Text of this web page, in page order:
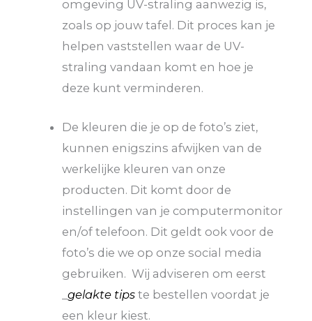
omgeving UV-straling aanwezig is,
zoals op jouw tafel. Dit proces kan je
helpen vaststellen waar de UV-
straling vandaan komt en hoe je
deze kunt verminderen.
De kleuren die je op de foto’s ziet,
kunnen enigszins afwijken van de
werkelijke kleuren van onze
producten. Dit komt door de
instellingen van je computermonitor
en/of telefoon. Dit geldt ook voor de
foto’s die we op onze social media
gebruiken. Wij adviseren om eerst
_gelakte tips te bestellen voordat je
een kleur kiest.